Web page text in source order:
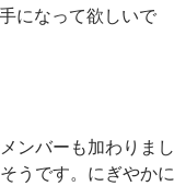
になって欲しいで
ンバーも加わりまし
うです。にぎやかに